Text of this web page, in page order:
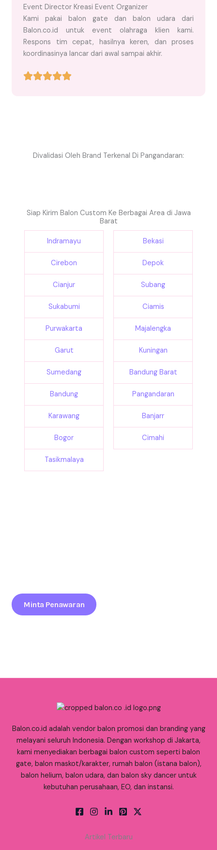
Event Director Kreasi Event Organizer
Kami pakai balon gate dan balon udara dari
Balon.co.id untuk event olahraga klien kami.
Respons tim cepat, hasilnya keren, dan proses
koordinasinya lancar dari awal sampai akhir.
Divalidasi Oleh Brand Terkenal Di Pangandaran:
Siap Kirim Balon Custom Ke Berbagai Area di Jawa
Barat
Indramayu
Cirebon
Cianjur
Sukabumi
Purwakarta
Garut
Sumedang
Bandung
Karawang
Bogor
Tasikmalaya
Bekasi
Depok
Subang
Ciamis
Majalengka
Kuningan
Bandung Barat
Pangandaran
Banjarr
Cimahi
Minta Penawaran
Balon.co.id adalah vendor balon promosi dan branding yang
melayani seluruh Indonesia. Dengan workshop di Jakarta,
kami menyediakan berbagai balon custom seperti balon
gate, balon maskot/karakter, rumah balon (istana balon),
balon helium, balon udara, dan balon sky dancer untuk
kebutuhan perusahaan, EO, dan instansi.
Artikel Terbaru